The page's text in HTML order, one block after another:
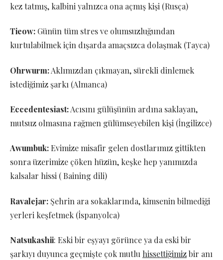
kez tatmış, kalbini yalnızca ona açmış kişi (Rusça)
Tieow: Günün tüm stres ve olumsuzluğundan
kurtulabilmek için dışarda amaçsızca dolaşmak (Tayca)
Ohrwurm:Aklımızdan çıkmayan, sürekli dinlemek
istediğimiz şarkı (Almanca)
Eccedentesiast:Acısını gülüşünün ardına saklayan,
mutsuz olmasına rağmen gülümseyebilen kişi (İngilizce)
Awumbuk:Evimize misafir gelen dostlarımız gittikten
sonra üzerimize çöken hüzün, keşke hep yanımızda
kalsalar hissi ( Baining dili)
Ravalejar: Şehrin ara sokaklarında, kimsenin bilmediği
yerleri keşfetmek (İspanyolca)
Natsukashii: Eski bir eşyayı görünce ya da eski bir
şarkıyı duyunca geçmişte çok mutlu hissettiğimizbir anı